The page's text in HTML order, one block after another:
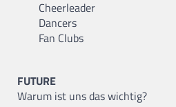
Cheerleader
Dancers
Fan Clubs
FUTURE
Warum ist uns das wichtig?